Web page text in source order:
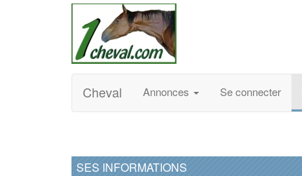
Cheval Annonces Se connecter
SES INFORMATIONS